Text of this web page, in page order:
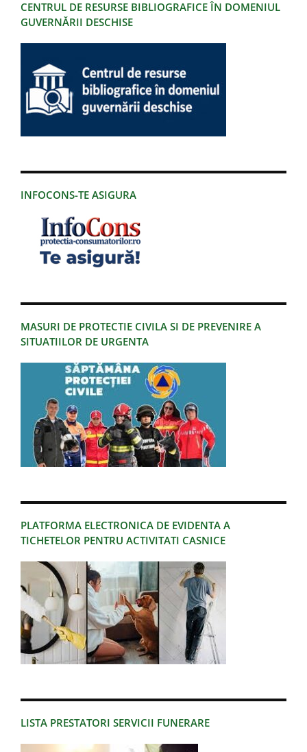
CENTRUL DE RESURSE BIBLIOGRAFICE ÎN DOMENIUL
GUVERNĂRII DESCHISE
INFOCONS-TE ASIGURA
MASURI DE PROTECTIE CIVILA SI DE PREVENIRE A
SITUATIILOR DE URGENTA
PLATFORMA ELECTRONICA DE EVIDENTA A
TICHETELOR PENTRU ACTIVITATI CASNICE
LISTA PRESTATORI SERVICII FUNERARE